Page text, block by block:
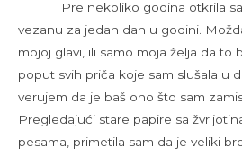
Pre nekoliko godina otkrila
vezanu za jedan dan u godini.
mojoj glavi, ili samo moja želja da to
poput svih priča koje sam slušala u
verujem da je baš ono što sam
Pregledajući stare papire sa
pesama, primetila sam da je veliki